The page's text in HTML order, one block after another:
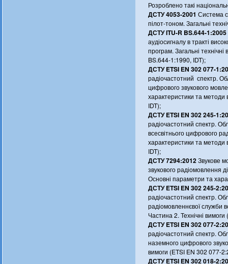
Розроблено такі
ДСТУ 4053-2001 Система
пілот-тоном. Загальні
ДСТУ ITU-R BS.644-1:2005
аудіосигналу в тракті
програм. Загальні
BS.644-1:1990, IDT);
ДСТУ ETSI EN 302 077-
радіочастотний спектр.
цифрового звукового
характеристики та
IDT);
ДСТУ ETSI EN 302 245-
радіочастотний спектр.
всесвітнього цифрового
характеристики та
IDT);
ДСТУ 7294:2012Звукове
звукового радіомовлення
Основні параметри та
ДСТУ ETSI EN 302 245-
радіочастотний спектр.
радіомовленнєвої служби
Частина 2. Технічні
ДСТУ ETSI EN 302 077-
радіочастотний спектр.
наземного цифрового
вимоги (ETSI EN 302 077-
ДСТУ ETSI EN 302 018-